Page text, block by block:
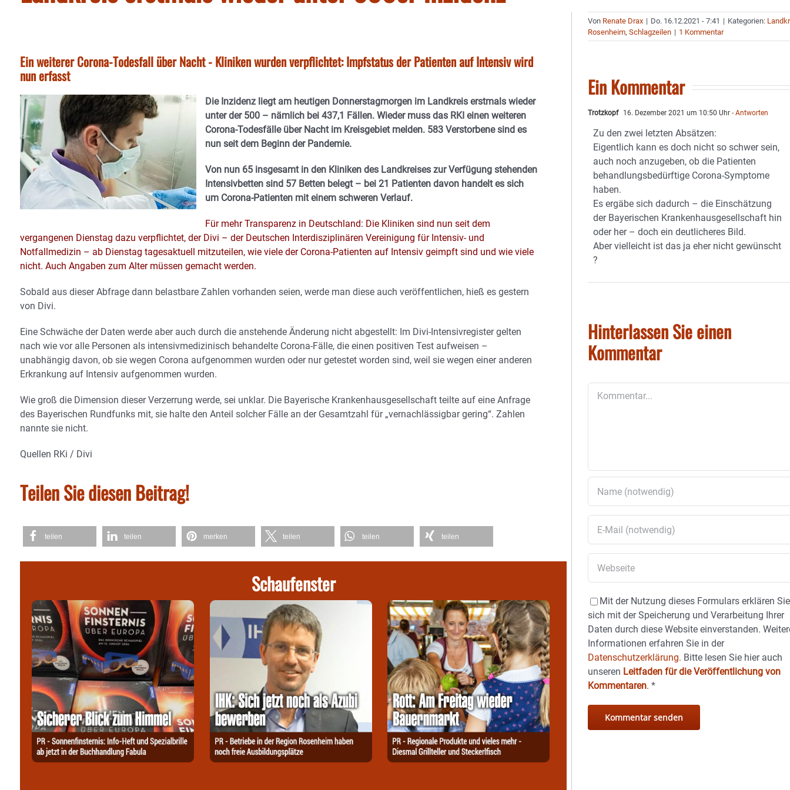
Ein weiterer Corona-Todesfall über Nacht - Kliniken wurden verpflichtet: Impfstatus der Patienten auf Intensiv wird
nun erfasst
Die Inzidenz liegt am heutigen Donnerstagmorgen im Landkreis erstmals wieder
unter der 500 – nämlich bei 437,1 Fällen. Wieder muss das RKI einen weiteren
Corona-Todesfälle über Nacht im Kreisgebiet melden. 583 Verstorbene sind es
nun seit dem Beginn der Pandemie.
Von nun 65 insgesamt in den Kliniken des Landkreises zur Verfügung stehenden
Intensivbetten sind 57 Betten belegt – bei 21 Patienten davon handelt es sich
um Corona-Patienten mit einem schweren Verlauf.
Für mehr Transparenz in Deutschland: Die Kliniken sind nun seit dem
vergangenen Dienstag dazu verpflichtet, der Divi – der Deutschen Interdisziplinären Vereinigung für Intensiv- und
Notfallmedizin – ab Dienstag tagesaktuell mitzuteilen, wie viele der Corona-Patienten auf Intensiv geimpft sind und wie viele
nicht. Auch Angaben zum Alter müssen gemacht werden.
Sobald aus dieser Abfrage dann belastbare Zahlen vorhanden seien, werde man diese auch veröffentlichen, hieß es gestern
von Divi.
Eine Schwäche der Daten werde aber auch durch die anstehende Änderung nicht abgestellt: Im Divi-Intensivregister gelten
nach wie vor alle Personen als intensivmedizinisch behandelte Corona-Fälle, die einen positiven Test aufweisen –
unabhängig davon, ob sie wegen Corona aufgenommen wurden oder nur getestet worden sind, weil sie wegen einer anderen
Erkrankung auf Intensiv aufgenommen wurden.
Wie groß die Dimension dieser Verzerrung werde, sei unklar. Die Bayerische Krankenhausgesellschaft teilte auf eine Anfrage
des Bayerischen Rundfunks mit, sie halte den Anteil solcher Fälle an der Gesamtzahl für „vernachlässigbar gering“. Zahlen
nannte sie nicht.
Quellen RKi / Divi
Teilen Sie diesen Beitrag!
teilen teilen merken teilen teilen teilen
Schaufenster
Von Renate Drax | Do. 16.12.2021 - 7:41 | Kategorien:
Rosenheim,Schlagzeilen | 1 Kommentar
Ein Kommentar
Trotzkopf 16. Dezember 2021 um 10:50 Uhr - Antworten
Zu den zwei letzten Absätzen:
Eigentlich kann es doch nicht so schwer sein,
auch noch anzugeben, ob die Patienten
behandlungsbedürftige Corona-Symptome
haben.
Es ergäbe sich dadurch – die Einschätzung
der Bayerischen Krankenhausgesellschaft hin
oder her – doch ein deutlicheres Bild.
Aber vielleicht ist das ja eher nicht gewünscht
?
Hinterlassen Sie einen
Kommentar
Mit der Nutzung dieses Formulars erklären Sie
sich mit der Speicherung und Verarbeitung Ihrer
Daten durch diese Website einverstanden.
Informationen erfahren Sie in der
Datenschutzerklärung. Bitte lesen Sie hier auch
unseren Leitfaden für die Veröffentlichung von
Kommentaren.*